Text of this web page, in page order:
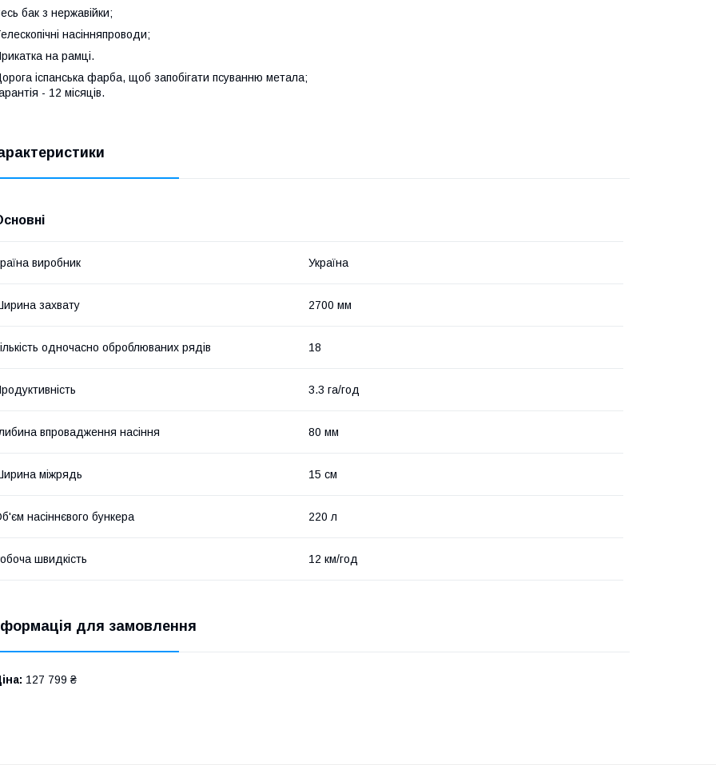
бак з нержавійки;
насінняпроводи;
на рамці.
іспанська фарба, щоб запобігати псуванню метала;
- 12 місяців.
виробник Україна
захвату 2700 мм
одночасно оброблюваних рядів 18
3.3 га/год
впровадження насіння 80 мм
міжрядь 15 см
насіннєвого бункера 220 л
швидкість 12 км/год
для замовлення
127 799 ₴